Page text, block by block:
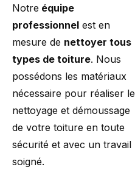
Notre équipe
professionnel est en
mesure de nettoyer tous
types de toiture. Nous
possédons les matériaux
nécessaire pour réaliser le
nettoyage et démoussage
de votre toiture en toute
sécurité et avec un travail
soigné.